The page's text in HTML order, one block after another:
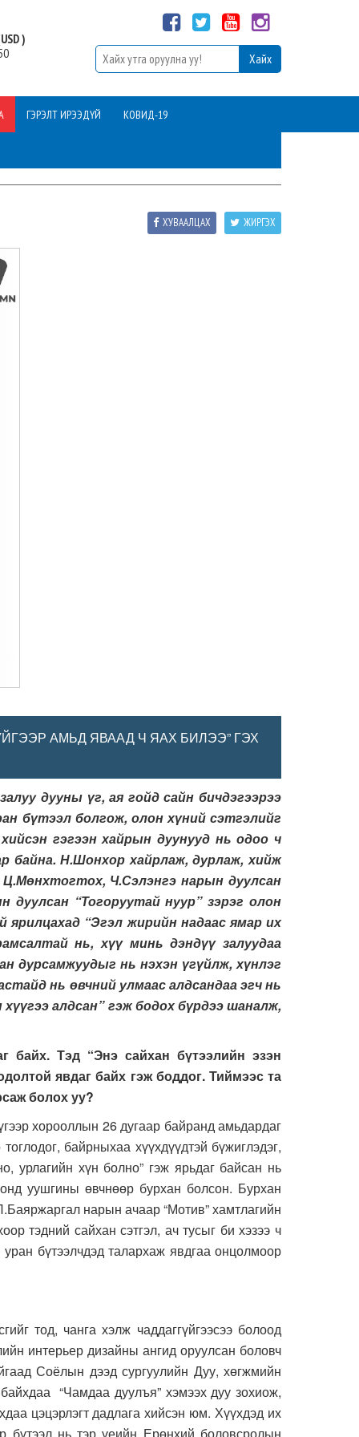
)
ГЭРЭЛТ ИРЭЭДҮЙ КОВИД-19
ЖИРГЭХ
ХУВААЛЦАХ
АМЬД ЯВААД Ч ЯАХ БИЛЭЭ” ГЭХ
дууны үг, ая гойд сайн бичдэгээрээ
бүтээл болгож, олон хүний сэтгэлийг
гэгээн хайрын дуунууд нь одоо ч
байна. Н.Шонхор хайрлаж, дурлаж, хийж
Ч.Сэлэнгэ нарын дуулсан
“Тогоруутай нуур” зэрэг олон
“Эгэл жирийн надаас ямар их
нь, хүү минь дэндүү залуудаа
дурсамжуудыг нь нэхэн үгүйлж, хүнлэг
нь өвчний улмаас алдсандаа эгч нь
алдсан” гэж бодох бүрдээ шаналж,
байх. Тэд “Энэ сайхан бүтээлийн эзэн
явдаг байх гэж боддог. Тиймээс та
болох уу?
хорооллын 26 дугаар байранд амьдардаг
байрныхаа хүүхдүүдтэй бүжиглэдэг,
урлагийн хүн болно” гэж ярьдаг байсан нь
уушгины өвчнөөр бурхан болсон. Бурхан
нарын ачаар “Мотив” хамтлагийн
тэдний сайхан сэтгэл, ач тусыг би хэзээ ч
бүтээлчдэд талархаж явдгаа онцолмоор
тод, чанга хэлж чаддаггүйгээсээ болоод
интерьер дизайны ангид оруулсан боловч
Соёлын дээд сургуулийн Дуу, хөгжмийн
“Чамдаа дуулъя” хэмээх дуу зохиож,
цэцэрлэгт дадлага хийсэн юм. Хүүхдэд их